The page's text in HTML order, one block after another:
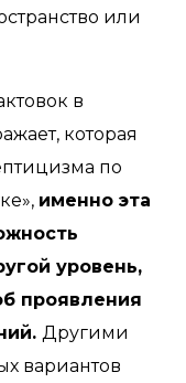
или
в
которая
по
именно эта
уровень,
проявления
Другими
вариантов